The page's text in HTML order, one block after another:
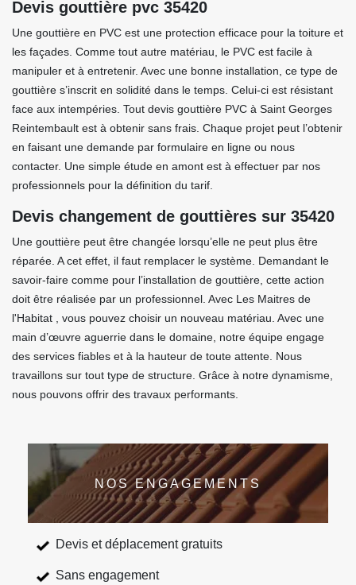
Devis gouttière pvc 35420
Une gouttière en PVC est une protection efficace pour la toiture et
les façades. Comme tout autre matériau, le PVC est facile à
manipuler et à entretenir. Avec une bonne installation, ce type de
gouttière s’inscrit en solidité dans le temps. Celui-ci est résistant
face aux intempéries. Tout devis gouttière PVC à Saint Georges
Reintembault est à obtenir sans frais. Chaque projet peut l’obtenir
en faisant une demande par formulaire en ligne ou nous
contacter. Une simple étude en amont est à effectuer par nos
professionnels pour la définition du tarif.
Devis changement de gouttières sur 35420
Une gouttière peut être changée lorsqu’elle ne peut plus être
réparée. A cet effet, il faut remplacer le système. Demandant le
savoir-faire comme pour l’installation de gouttière, cette action
doit être réalisée par un professionnel. Avec Les Maitres de
l'Habitat , vous pouvez choisir un nouveau matériau. Avec une
main d’œuvre aguerrie dans le domaine, notre équipe engage
des services fiables et à la hauteur de toute attente. Nous
travaillons sur tout type de structure. Grâce à notre dynamisme,
nous pouvons offrir des travaux performants.
NOS ENGAGEMENTS
Devis et déplacement gratuits
Sans engagement